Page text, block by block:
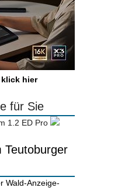
klick hier
für Sie
1.2 ED Pro
Teutoburger
-Anzeige-